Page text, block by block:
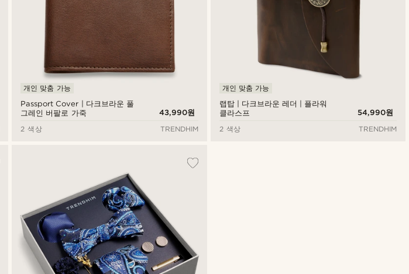
Passport Cover | 다크브라운 풀
그레인 버팔로 가죽
개인 맞춤 가능
43,990원
2 색상
TRENDHIM
랩탑 | 다크브라운 레더 | 플라워
클라스프
개인 맞춤 가능
54,990원
2 색상
TRENDHIM